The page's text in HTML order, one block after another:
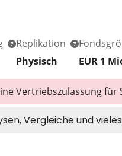
Replikation
Physisch
EUR 1
Vertriebszulassung